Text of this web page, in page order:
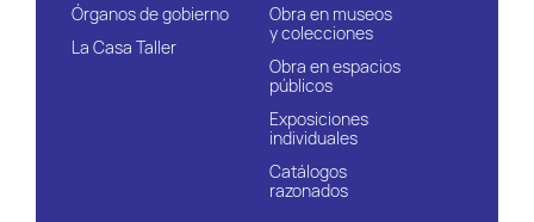
Órganos de gobierno
La Casa Taller
Obra en museos
y colecciones
Obra en espacios
públicos
Exposiciones
individuales
Catálogos
razonados